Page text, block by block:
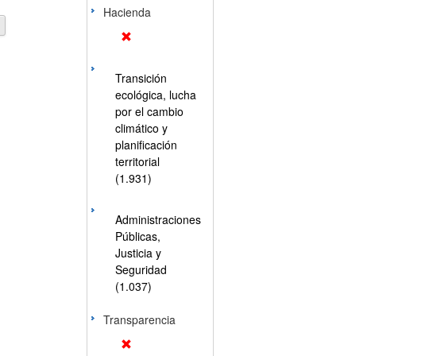
Hacienda
Transición
ecológica, lucha
por el cambio
climático y
planificación
territorial
(1.931)
Administraciones
Públicas,
Justicia y
Seguridad
(1.037)
Transparencia